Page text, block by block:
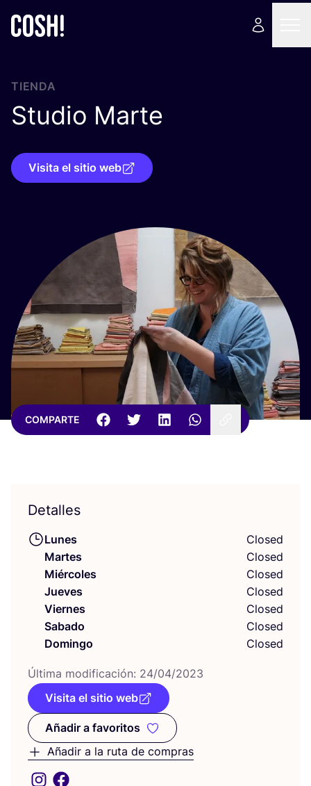
TIENDA
Studio Marte
Visita el sitio web
COMPARTE
Detalles
Lunes
Closed
Martes
Closed
Miércoles
Closed
Jueves
Closed
Viernes
Closed
Sabado
Closed
Domingo
Closed
Últi­ma modi­fi­ca­ción: 24/04/2023
Visita el sitio web
Añadir a favoritos
Añadir a favoritos
Añadir a la ruta de compras